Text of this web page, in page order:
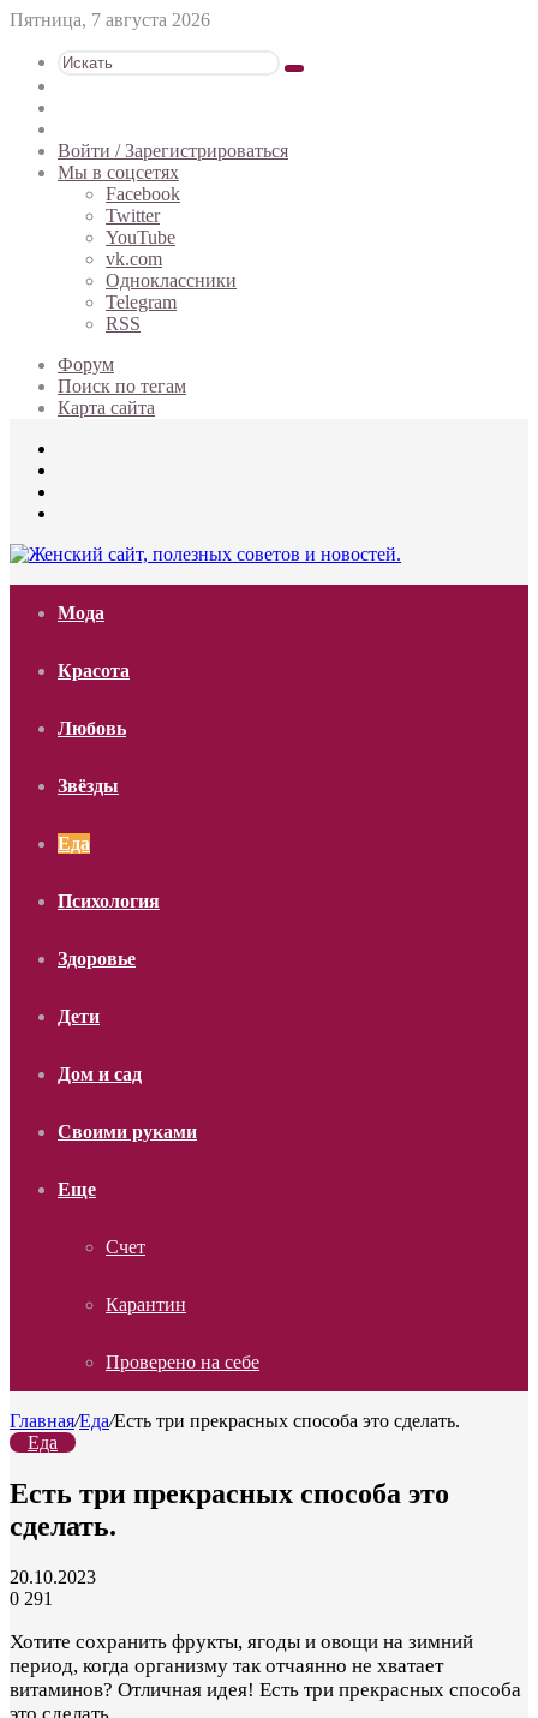
Пятница, 7 августа 2026
Искать
статья
Войти / Зарегистрироваться
Мы в соцсетях
Facebook
Twitter
YouTube
vk.com
Одноклассники
Telegram
RSS
Форум
Поиск по тегам
Карта сайта
Мода
Красота
Любовь
Звёзды
Еда
Психология
Здоровье
Дети
Дом и сад
Своими руками
Еще
Счет
Карантин
Проверено на себе
Главная/Еда/Есть три прекрасных способа это сделать.
Еда
Есть три прекрасных способа это
сделать.
20.10.2023
0 291
Хотите сохранить фрукты, ягоды и овощи на зимний
период, когда организму так отчаянно не хватает
витаминов? Отличная идея! Есть три прекрасных способа